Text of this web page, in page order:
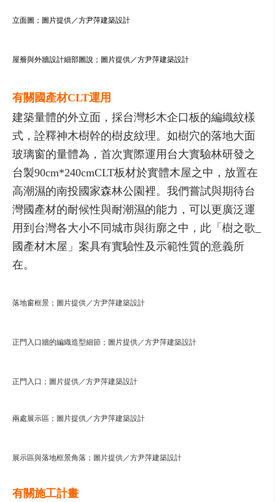
立面圖；圖片提供／方尹萍建築設計
屋簷與外牆設計細部圖說；圖片提供／方尹萍建築設計
有關國產材CLT運用
建築量體的外立面，採台灣杉木企口板的編織紋樣
式，詮釋神木樹幹的樹皮紋理。如樹穴的落地大面
玻璃窗的量體為，首次實際運用台大實驗林研發之
台製90cm*240cmCLT板材於實體木屋之中，放置在
高潮濕的南投國家森林公園裡。我們嘗試與期待台
灣國產材的耐候性與耐潮濕的能力，可以更廣泛運
用到台灣各大小不同城市與街廓之中，此「樹之歌_
國產材木屋」案具有實驗性及示範性質的意義所
在。
落地窗框景；圖片提供／方尹萍建築設計
正門入口牆的編織造型細節；圖片提供／方尹萍建築設計
正門入口；圖片提供／方尹萍建築設計
兩處展示區；圖片提供／方尹萍建築設計
展示區與落地框景角落；圖片提供／方尹萍建築設計
有關施工計畫